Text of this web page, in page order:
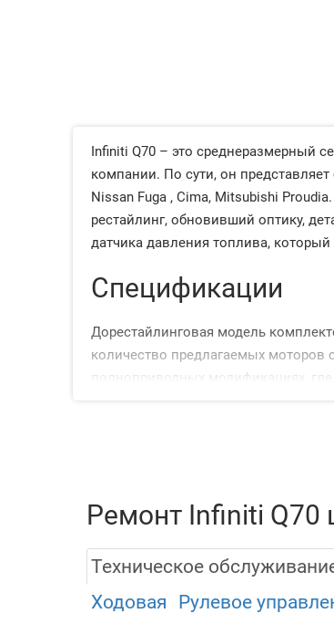
Infiniti Q70 – это среднеразмерный
компании. По сути, он
Nissan Fuga , Cima, Mitsubishi
рестайлинг, обновивший оптику,
датчика давления топлива,
Спецификации
Дорестайлинговая модель
количество предлагаемых
полноприводных модификациях,
автомобиль оснащается кожаной
2.5, бензин,
3.7, бензин,
5.6, бензин,
2.1, дизель, турбонаддув
Ремонт Infiniti Q70
Техническое
Ходовая
Рулевое